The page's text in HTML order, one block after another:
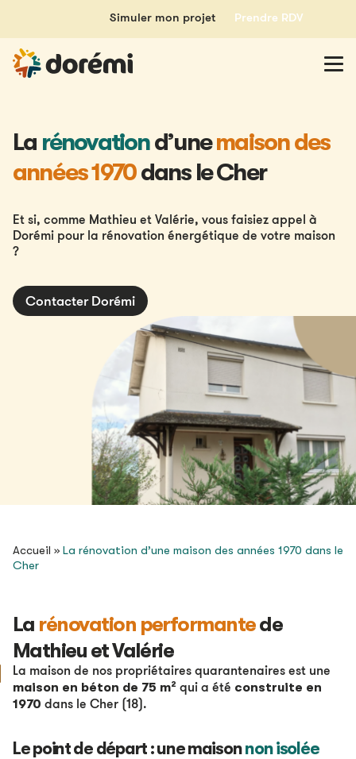
Simuler mon projet Prendre RDV
La rénovationd’une maison des
années 1970dans le Cher
Et si, comme Mathieu et Valérie, vous faisiez appel à
Dorémi pour la rénovation énergétique de votre maison
?
Contacter Dorémi
Accueil » La rénovation d’une maison des années 1970 dans le
Cher
La rénovation performantede
Mathieu et Valérie
La maison de nos propriétaires quarantenaires est une
maison en béton de 75 m² qui a été construite en
1970 dans le Cher (18).
Le point de départ : une maisonnon isolée